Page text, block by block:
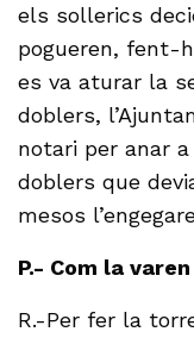
els sollerics
pogueren, fent-
es va aturar la
doblers,
notari per anar
doblers que
mesos
P.- Com la
R.-Per fer la